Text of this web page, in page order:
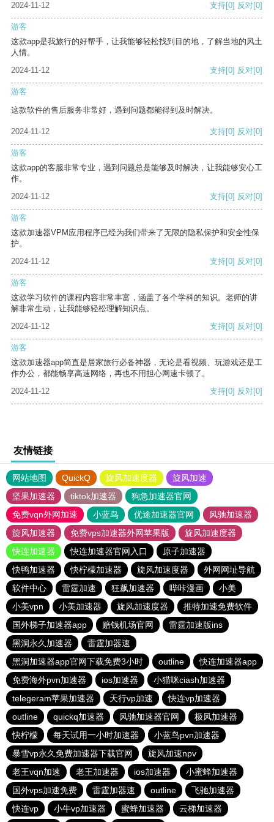
2024-11-12
支持[0] 反对[0]
游客
这款app是我旅行的好帮手，让我能够轻松找到目的地，了解当地的风土
人情。
2024-11-12
支持[0] 反对[0]
游客
这款软件的售后服务非常好，遇到问题都能得到及时解决。
2024-11-12 支持[0] 反对[0]
游客
这款app的客服非常专业，遇到问题总是能够及时解决，让我能够安心工
作。
2024-11-12
支持[0] 反对[0]
游客
这款加速器VPM应用程序已经为我们带来了无限的隐私保护和安全性保
护。
2024-11-12
支持[0] 反对[0]
游客
这款学习软件的课程内容非常丰富，涵盖了各个学科的知识。老师的讲
解非常生动，让我能够轻松理解知识点。
2024-11-12
支持[0] 反对[0]
游客
这款加速器app简直是居家旅行必备神器，无论是看视频、玩游戏还是工
作办公，都能畅享高速网络，再也不用担心网速卡顿了。
2024-11-12
支持[0] 反对[0]
友情链接
网站地图 QuickQ 旋风加速度器
旋风加速
坚果加速器
tiktok加速器
狗急加速器官网
免费vqn外网加速
小蓝鸟 优途加速器官网
风驰加速器
旋风加速器
免费vps加速器外网苹果版
旋风加速度器
快连加速器
快连加速器官网入口
原子加速器
快鸭加速器
快柠檬加速器 旋风加速度器
外网网址导航
软件中心
雷霆加速 狂飙加速器 哔咔漫画
小美
小美vpn
小美加速器 旋风加速度器
推特加速免费软件
国外梯子加速器app
赔钱机场官网
雷霆加速版ins
黑洞永久加速器
雷霆加器速
黑洞加速器app官网下载免费3小时
outline
快连加速器app
免费海外pvn加速器
ios加速器
小猫咪ciash加速器
telegeram苹果加速器
天行vp加速
快连vp加速器
outline
quickq加速器 风驰加速器官网
极风加速器
快柠檬
每天试用一小时加速器
小蓝鸟pvn加速器
暴雪vp永久免费加速器下载官网
旋风加速npv
老王vqn加速
老王加速器 ios加速器
小蜜蜂加速器
国外vps加速免费
雷霆加器速 outline
飞驰加速器
快连vp
小牛vp加速器 蜜蜂加速器 云梯加速器